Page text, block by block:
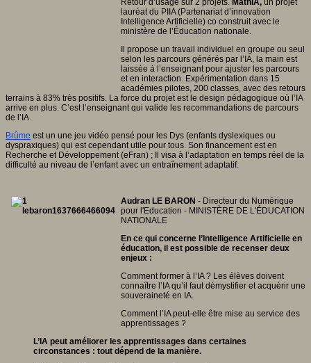
Retour d’usage sur 2 projets. MathIA, un projet
lauréat du PIIA (Partenariat d’innovation
Intelligence Artificielle) co construit avec le
ministère de l’Éducation nationale.
Il propose un travail individuel en groupe ou seul
selon les parcours générés par l’IA, la main est
laissée à l’enseignant pour ajuster les parcours
et en interaction. Expérimentation dans 15
académies pilotes, 200 classes, avec des retours
terrains à 83% très positifs. La force du projet est le design pédagogique où l’IA
arrive en plus. C’est l’enseignant qui valide les recommandations de parcours
de l’IA.
Brûme est un une jeu vidéo pensé pour les Dys (enfants dyslexiques ou
dyspraxiques) qui est cependant utile pour tous. Son financement est en
Recherche et Développement (eFran) ; Il visa à l’adaptation en temps réel de la
difficulté au niveau de l’enfant avec un entraînement adaptatif.
Audran LE BARON - Directeur du Numérique
pour l'Education - MINISTÈRE DE L'ÉDUCATION
NATIONALE
En ce qui concerne l’Intelligence Artificielle en
éducation, il est possible de recenser deux
enjeux :
Comment former à l’IA ? Les élèves doivent
connaître l’IA qu’il faut démystifier et acquérir une
souveraineté en IA.
Comment l’IA peut-elle être mise au service des
apprentissages ?
L’IA peut améliorer les apprentissages dans certaines
circonstances : tout dépend de la manière.